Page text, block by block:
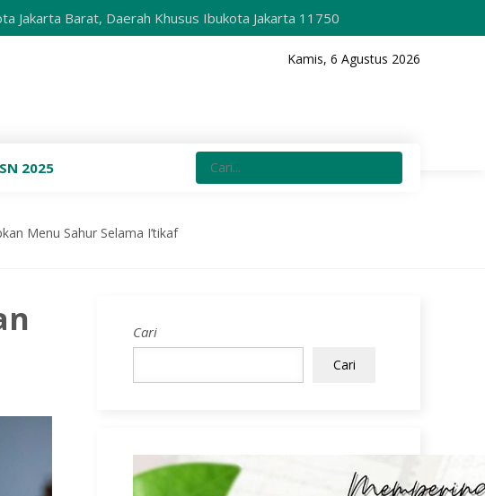
Daerah Khusus Ibukota Jakarta 11750
Kamis, 6 Agustus 2026
2025
Menu Sahur Selama I’tikaf
Cari
Cari